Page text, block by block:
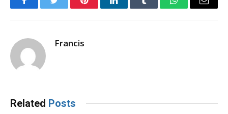
FacebookTwitter PinterestLinkedInTumblr WhatsAppEmail
Francis
Related Posts